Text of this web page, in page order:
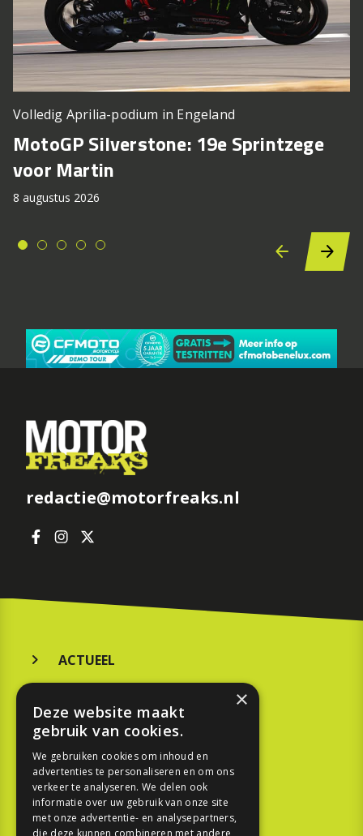
Volledig Aprilia-podium in Engeland
MotoGP Silverstone: 19e Sprintzege
voor Martin
8 augustus 2026
redactie@motorfreaks.nl
ACTUEEL
KOOPGIDS
TESTEN
SPORT
×
Deze website maakt
gebruik van cookies.
We gebruiken cookies om inhoud en
advertenties te personaliseren en om ons
verkeer te analyseren. We delen ook
informatie over uw gebruik van onze site
met onze advertentie- en analysepartners,
die deze kunnen combineren met andere